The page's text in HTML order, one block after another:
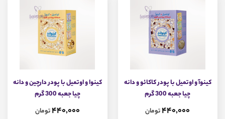
کینوآ و اوتمیل با پودر کاکائو و دانه
چیا جعبه 300 گرم
440,000تومان
کینوا و اوتمیل با پودر دارچین و دانه
چیا جعبه 300 گرم
440,000تومان